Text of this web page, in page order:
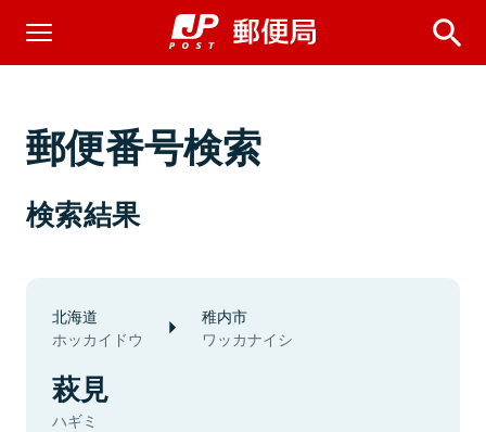
郵便番号検索
検索結果
北海道
ホッカイドウ
稚内市
ワッカナイシ
萩見
ハギミ